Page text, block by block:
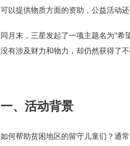
可以提供物质方面的资助，公益活动
同月末，三星发起了一项主题名为“
没有涉及财力和物力，却仍然获得了
一、活动背景
如何帮助贫困地区的留守儿童们？通